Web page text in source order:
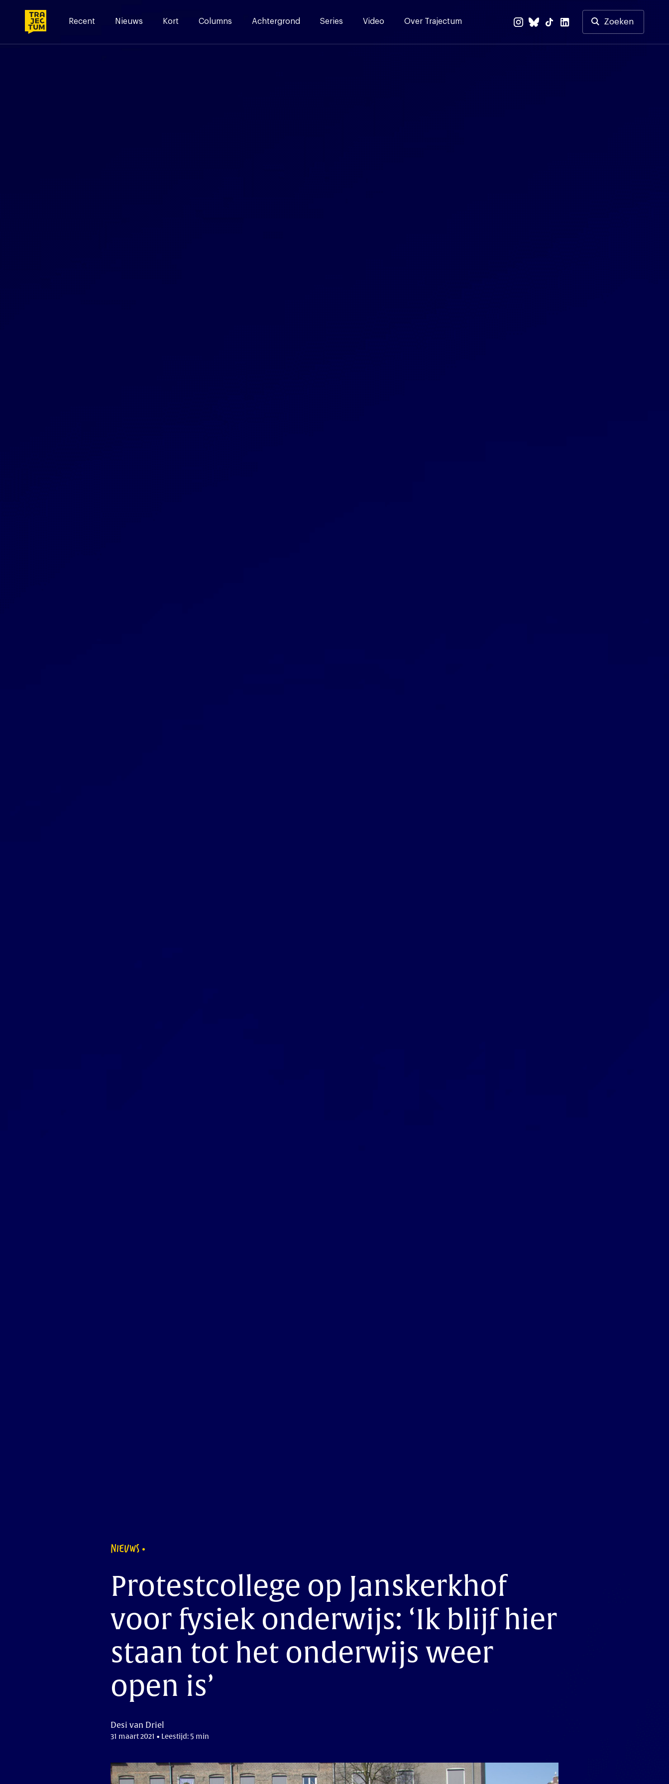
Recent Nieuws Kort Columns Achtergrond Series Video Over Trajectum Zoeken
NIEUWS
Protestcollege op Janskerkhof
voor fysiek onderwijs: ‘Ik blijf hier
staan tot het onderwijs weer
open is’
Desi van Driel
31 maart 2021 • Leestijd: 5 min